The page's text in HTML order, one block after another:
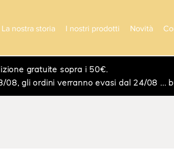
La nostra storia I nostri prodotti Novità
gratuite sopra i 50€.
gli ordini verranno evasi dal 24/08 ...